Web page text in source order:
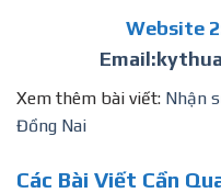
Website
Xem thêm bài viết: Nhận
Đồng Nai
Các Bài Viết Cần